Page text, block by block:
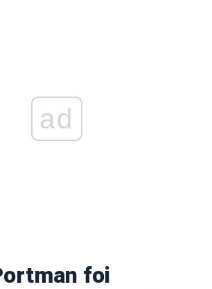
ad
foi